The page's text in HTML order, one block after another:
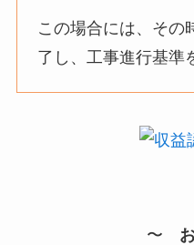
この場合には、その
了し、工事進行基準
〜